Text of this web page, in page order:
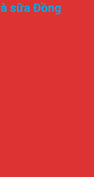
sữa Đồng